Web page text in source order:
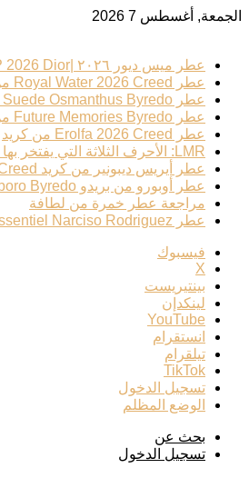
الجمعة, أغسطس 7 2026
عطر ميس ديور ٢٠٢٦ |Miss Dior EDP 2026 Dior
عطر Royal Water 2026 Creed من كريد
عطر Suede Osmanthus Byredo من بريدو
عطر Future Memories Byredo من بريدو
عطر Erolfa 2026 Creed من كريد
LMR: الأحرف الثلاثة التي يفتخر بها العطارون؟
عطر أيريس ديبونير من كريد Iris Debonair Creed
عطر أوبورو من بريدو Oboro Byredo
مراجعة عطر خمرة من لطافة
عطر All Of Me Essentiel Narciso Rodriguez من نارسيسو رودريغيز
فيسبوك
‫X
بينتيريست
لينكدإن
‫YouTube
انستقرام
تيلقرام
‫TikTok
تسجيل الدخول
الوضع المظلم
بحث عن
تسجيل الدخول